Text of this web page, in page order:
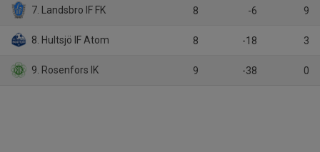
7. Landsbro IF FK 8 -6 9
8. Hultsjö IF Atom 8 -18 3
9. Rosenfors IK 9 -38 0